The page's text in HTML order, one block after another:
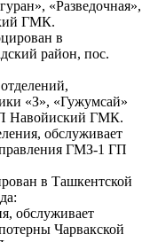
«Разведочная»,
ГМК.
в
район, пос.
«З», «Гужумсай»
Навойиский ГМК.
обслуживает
ГМЗ-1 ГП
в Ташкентской
обслуживает
Чарвакской